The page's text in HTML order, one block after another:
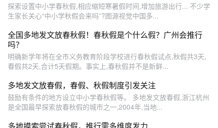
探索设置中小学春秋假,相应缩短寒暑假时间,增加旅游出行... 不少学
生家长关心“中小学秋假会来吗”?图源视觉中国多...
全国多地发文放春秋假！春秋假是个什么假？广州会推行
吗？
明确新学年将在全市义务教育阶段学校进行春秋假试点,秋假共3天,
春假共2天,合计5天假期。事实上,春秋假并不是新鲜...
多地发文放春假，春假、秋假制度引发关注
鼓励有条件的地方设立中小学春秋假等。 多地发文放春假,浙江杭州
是全国最早探索放春秋假的城市之一,2004年,当地...
多地摸索尝试春秋假，推行需多维度发力